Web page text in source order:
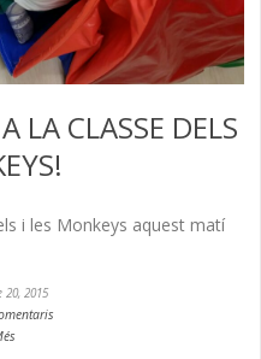
LA CLASSE DELS
i les Monkeys aquest matí
20, 2015